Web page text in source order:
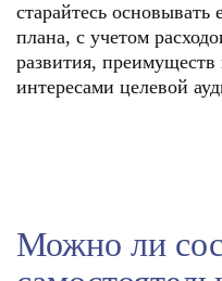
старайтесь
плана, с учетом
развития,
интересами целевой
Можно ли